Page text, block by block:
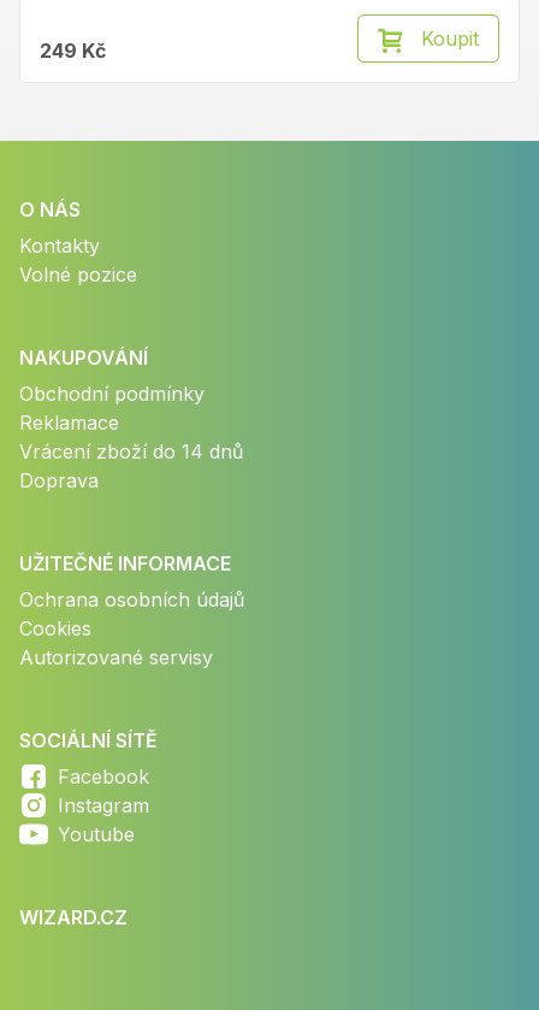
249 Kč Koupit
O NÁS
Kontakty
Volné pozice
NAKUPOVÁNÍ
Obchodní podmínky
Reklamace
Vrácení zboží do 14 dnů
Doprava
UŽITEČNÉ INFORMACE
Ochrana osobních údajů
Cookies
Autorizované servisy
SOCIÁLNÍ SÍTĚ
Facebook
Instagram
Youtube
WIZARD.CZ